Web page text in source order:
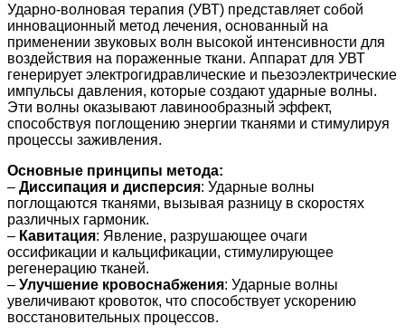
Ударно-волновая терапия (УВТ) представляет собой
инновационный метод лечения, основанный на
применении звуковых волн высокой интенсивности для
воздействия на пораженные ткани. Аппарат для УВТ
генерирует электрогидравлические и пьезоэлектрические
импульсы давления, которые создают ударные волны.
Эти волны оказывают лавинообразный эффект,
способствуя поглощению энергии тканями и стимулируя
процессы заживления.
Основные принципы метода:
– Диссипация и дисперсия: Ударные волны
поглощаются тканями, вызывая разницу в скоростях
различных гармоник.
– Кавитация: Явление, разрушающее очаги
оссификации и кальцификации, стимулирующее
регенерацию тканей.
– Улучшение кровоснабжения: Ударные волны
увеличивают кровоток, что способствует ускорению
восстановительных процессов.